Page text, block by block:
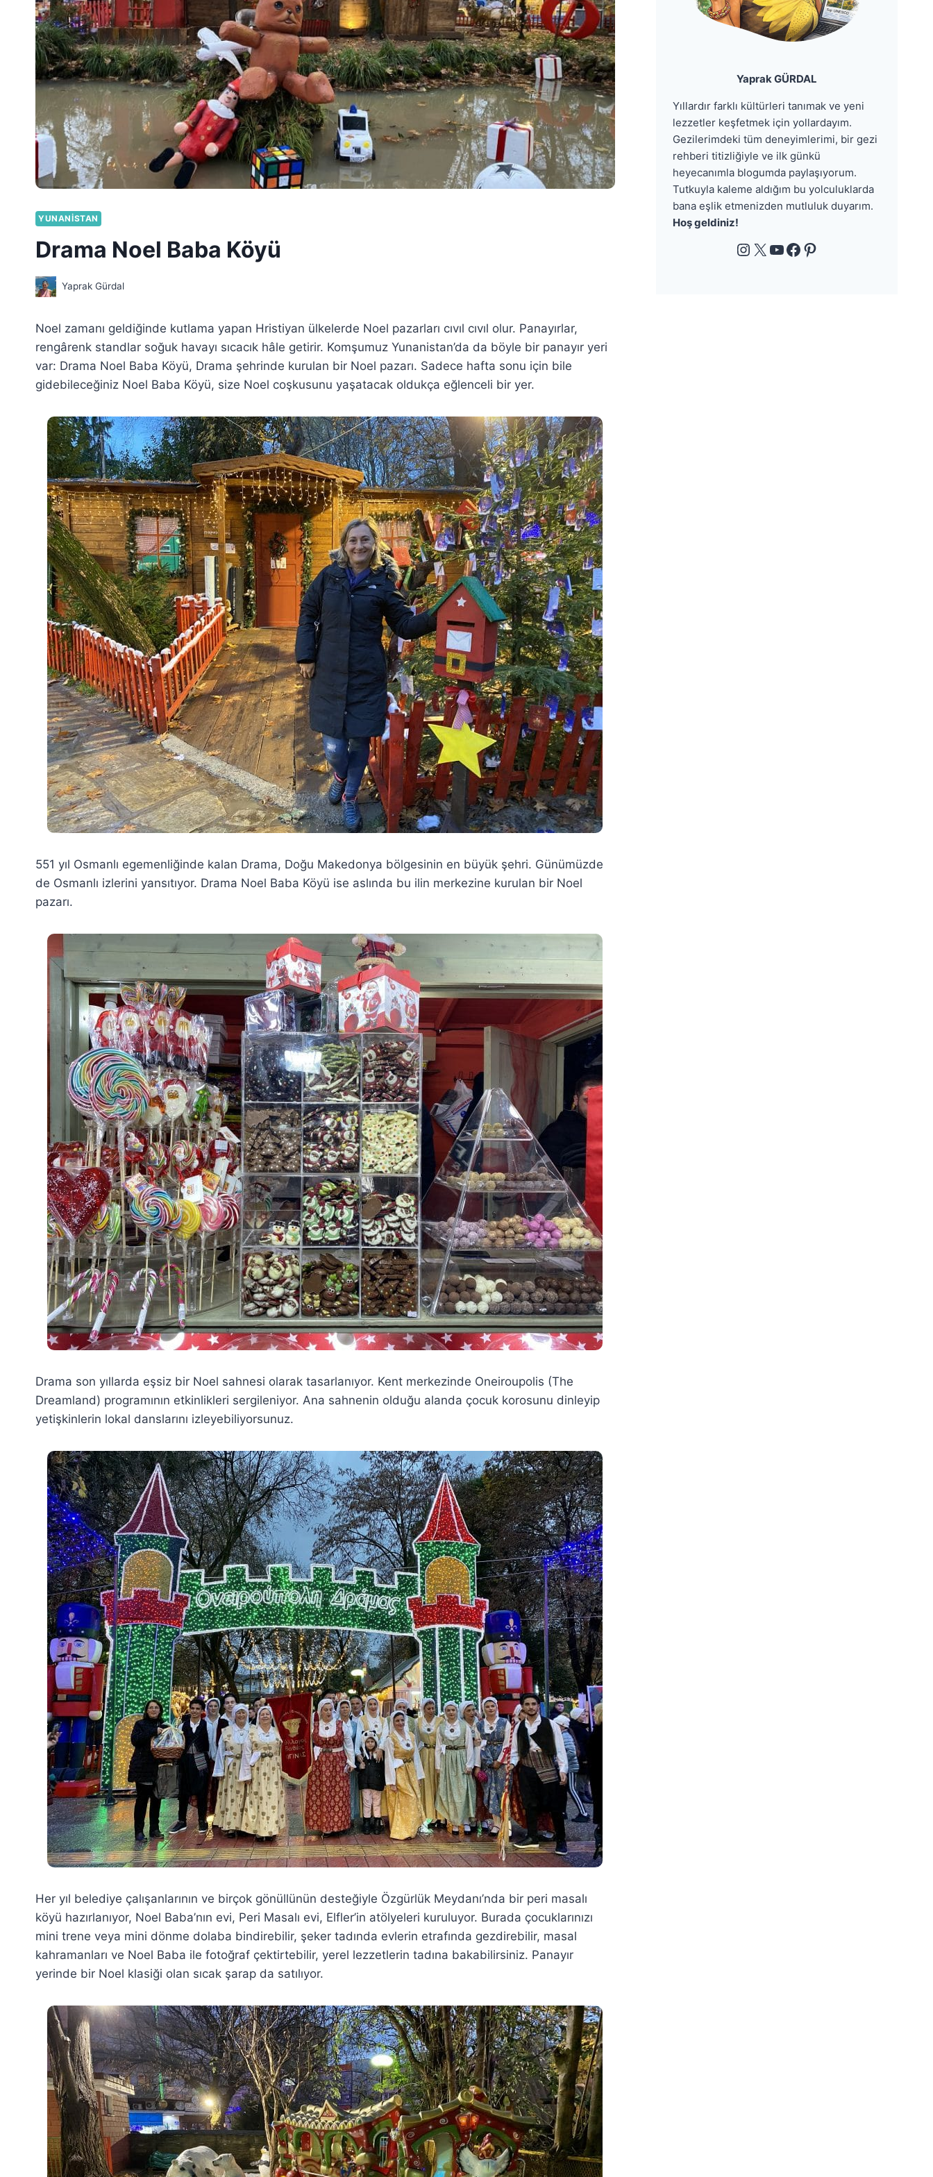
YUNANISTAN
Drama Noel Baba Köyü
Yaprak Gürdal
Noel zamanı geldiğinde kutlama yapan Hristiyan ülkelerde Noel pazarları cıvıl cıvıl olur. Panayırlar,
rengârenk standlar soğuk havayı sıcacık hâle getirir. Komşumuz Yunanistan’da da böyle bir panayır yeri
var: Drama Noel Baba Köyü, Drama şehrinde kurulan bir Noel pazarı. Sadece hafta sonu için bile
gidebileceğiniz Noel Baba Köyü, size Noel coşkusunu yaşatacak oldukça eğlenceli bir yer.
551 yıl Osmanlı egemenliğinde kalan Drama, Doğu Makedonya bölgesinin en büyük şehri. Günümüzde
de Osmanlı izlerini yansıtıyor. Drama Noel Baba Köyü ise aslında bu ilin merkezine kurulan bir Noel
pazarı.
Drama son yıllarda eşsiz bir Noel sahnesi olarak tasarlanıyor. Kent merkezinde Oneiroupolis (The
Dreamland) programının etkinlikleri sergileniyor. Ana sahnenin olduğu alanda çocuk korosunu dinleyip
yetişkinlerin lokal danslarını izleyebiliyorsunuz.
Her yıl belediye çalışanlarının ve birçok gönüllünün desteğiyle Özgürlük Meydanı’nda bir peri masalı
köyü hazırlanıyor, Noel Baba’nın evi, Peri Masalı evi, Elfler’in atölyeleri kuruluyor. Burada çocuklarınızı
mini trene veya mini dönme dolaba bindirebilir, şeker tadında evlerin etrafında gezdirebilir, masal
kahramanları ve Noel Baba ile fotoğraf çektirtebilir, yerel lezzetlerin tadına bakabilirsiniz. Panayır
yerinde bir Noel klasiği olan sıcak şarap da satılıyor.
Yaprak GÜRDAL
Yıllardır farklı kültürleri tanımak ve yeni
lezzetler keşfetmek için yollardayım.
Gezilerimdeki tüm deneyimlerimi, bir gezi
rehberi titizliğiyle ve ilk günkü
heyecanımla blogumda paylaşıyorum.
Tutkuyla kaleme aldığım bu yolculuklarda
bana eşlik etmenizden mutluluk duyarım.
Hoş geldiniz!
Instagram
X YouTube
Facebook
Pinterest